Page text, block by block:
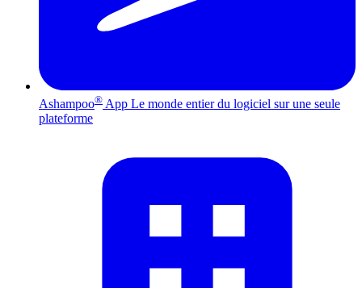
Ashampoo® App Le monde entier du logiciel sur une seule
plateforme